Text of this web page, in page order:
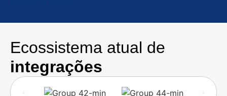
Ecossistema atual de
integrações